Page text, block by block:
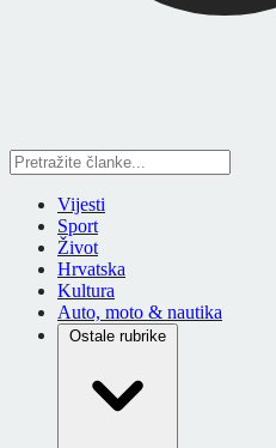
Vijesti
Sport
Život
Hrvatska
Kultura
Auto, moto & nautika
Ostale rubrike